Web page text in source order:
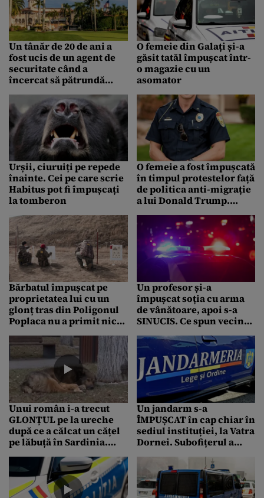
Un tânăr de 20 de ani a
fost ucis de un agent de
securitate când a
încercat să pătrundă
Donald Trump de la Mar-
a-Lago
O femeie din Galați și-a
găsit tatăl împușcat într-
o magazie cu un
asomator
Urșii, ciuruiți pe repede
înainte. Cei pe care scrie
Habitus pot fi împușcați
la tomberon
O femeie a fost împușcată
în timpul protestelor față
de politica anti-migrație
a lui Donald Trump.
Bărbatul împușcat pe
proprietatea lui cu un
glonț tras din Poligonul
Poplaca nu a primit nicio
declarat tot pe el vinovat
Un profesor și-a
împușcat soția cu arma
de vânătoare, apoi s-a
SINUCIS. Ce spun vecinii
Unui român i-a trecut
GLONȚUL pe la ureche
după ce a călcat un cățel
pe lăbuță în Sardinia.
aceste incidente pe
insulă
Un jandarm s-a
ÎMPUȘCAT în cap chiar în
sediul instituției, la Vatra
Dornei. Subofițerul a